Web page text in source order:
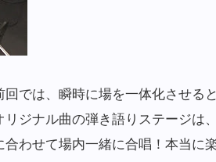
回では、瞬時に場を一体化させる
ジナル曲の弾き語りステージは
わせて場内一緒に合唱！本当に